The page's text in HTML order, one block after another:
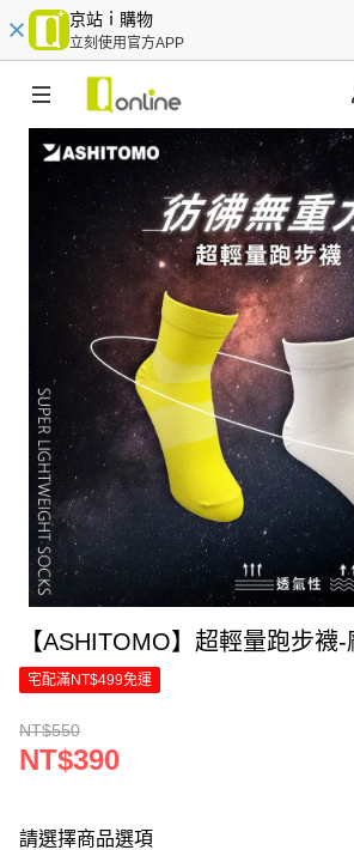
京站ｉ購物
立刻使用官方APP
【ASHITOMO】超輕量跑步襪
宅配滿NT$499免運
NT$550
NT$390
請選擇商品選項